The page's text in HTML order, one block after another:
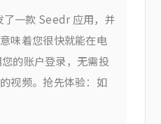
一款 Seedr 应用，并
味着您很快就能在电
的账户登录，无需投
视频。抢先体验：如